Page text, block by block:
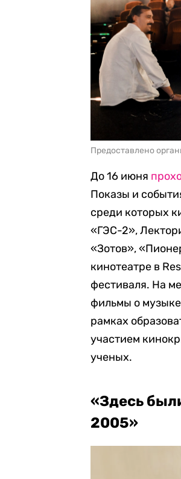
Предоставлено
До 16 июня
Показы и
среди которых
«ГЭС-2»,
«Зотов»,
кинотеатре в
фестиваля. На
фильмы о
рамках
участием
ученых.
«Здесь
2005»